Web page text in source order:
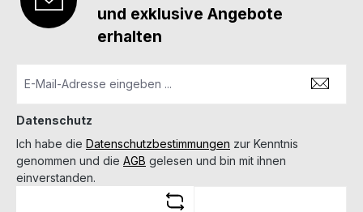
und exklusive Angebote
erhalten
Datenschutz
Ich habe die Datenschutzbestimmungen zur Kenntnis
genommen und die AGB gelesen und bin mit ihnen
einverstanden.